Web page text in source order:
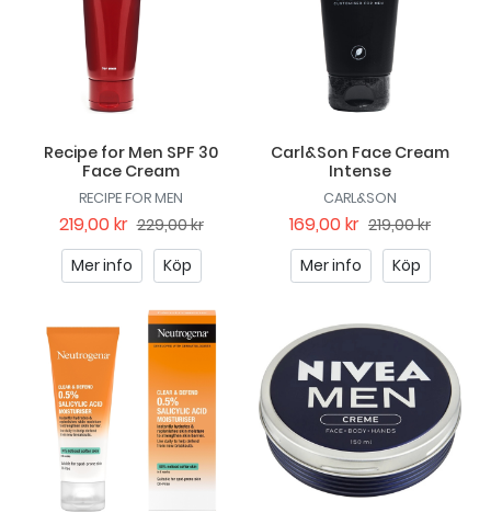
Recipe for Men SPF 30
Face Cream
RECIPE FOR MEN
219,00 kr 229,00 kr
Mer info
Köp
Carl&Son Face Cream
Intense
CARL&SON
169,00 kr 219,00 kr
Mer info
Köp